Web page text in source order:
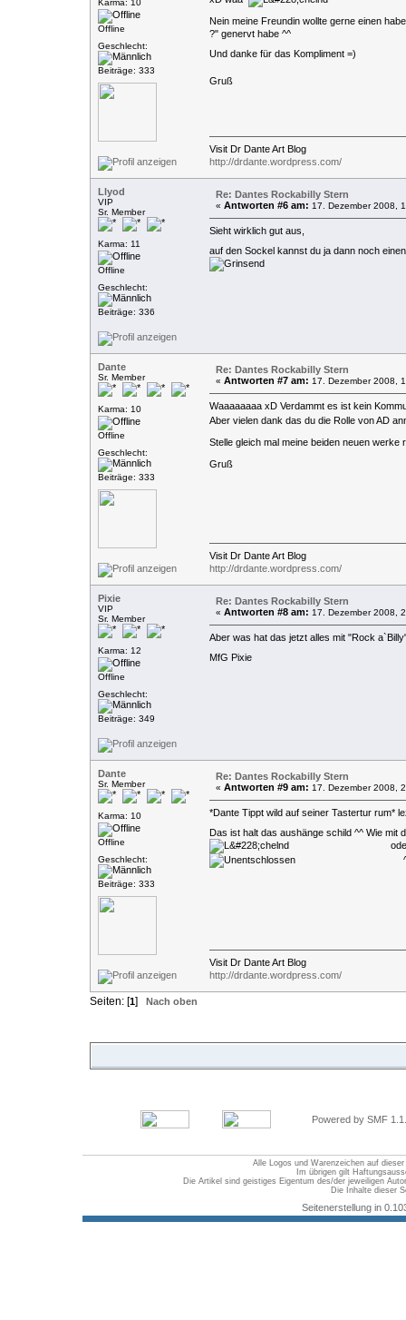
Offline
Geschlecht:
Beiträge: 333
Nein meine Freundin wollte gerne einen
?" genervt habe ^^
Und danke für das Kompliment =)
Gruß
Visit Dr Dante Art Blog
http://drdante.wordpress.com/
Llyod
VIP
Sr. Member
Karma: 11
Offline
Geschlecht:
Beiträge: 336
Re: Dantes Rockabilly Stern
« Antworten #6 am: 17. Dezember 2008,
Sieht wirklich gut aus,
auf den Sockel kannst du ja dann noch
Dante
Sr. Member
Karma: 10
Offline
Geschlecht:
Beiträge: 333
Re: Dantes Rockabilly Stern
« Antworten #7 am: 17. Dezember 2008,
Waaaaaaaa xD Verdammt es ist kein
Aber vielen dank das du die Rolle von AD
Stelle gleich mal meine beiden neuen werke
Gruß
Visit Dr Dante Art Blog
http://drdante.wordpress.com/
Pixie
VIP
Sr. Member
Karma: 12
Offline
Geschlecht:
Beiträge: 349
Re: Dantes Rockabilly Stern
« Antworten #8 am: 17. Dezember 2008,
Aber was hat das jetzt alles mit "Rock
MfG Pixie
Dante
Sr. Member
Karma: 10
Offline
Geschlecht:
Beiträge: 333
Re: Dantes Rockabilly Stern
« Antworten #9 am: 17. Dezember 2008,
*Dante Tippt wild auf seiner Tastertur rum*
Das ist halt das aushänge schild ^^ Wie mit
Visit Dr Dante Art Blog
http://drdante.wordpress.com/
Seiten: [1] Nach oben
Powered by SMF
Alle Logos und Warenzeichen auf
Im übrigen gilt
Die Artikel sind geistiges Eigentum des/der jeweiligen
Die Inhalte dieser
Seitenerstellung in